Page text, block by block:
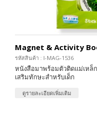
Magnet & Activity
รหัสสินค้า : I-MAG-1536
หนังสือมาพร้อมตัวติดแม่เหล็
เสริมทักษะสำหรับเด็ก
ดูรายละเอียดเพิ่มเติม